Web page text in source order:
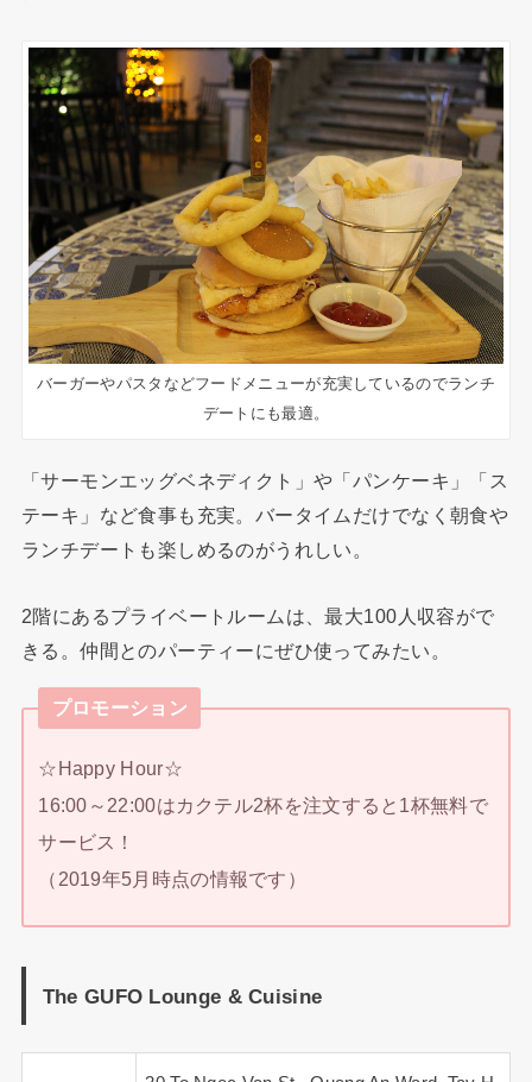
バーガーやパスタなどフードメニューが充実しているのでランチ
デートにも最適。
「サーモンエッグベネディクト」や「パンケーキ」「ス
テーキ」など食事も充実。バータイムだけでなく朝食や
ランチデートも楽しめるのがうれしい。
2階にあるプライベートルームは、最大100人収容がで
きる。仲間とのパーティーにぜひ使ってみたい。
プロモーション
☆Happy Hour☆
16:00～22:00はカクテル2杯を注文すると1杯無料で
サービス！
（2019年5月時点の情報です）
The GUFO Lounge & Cuisine